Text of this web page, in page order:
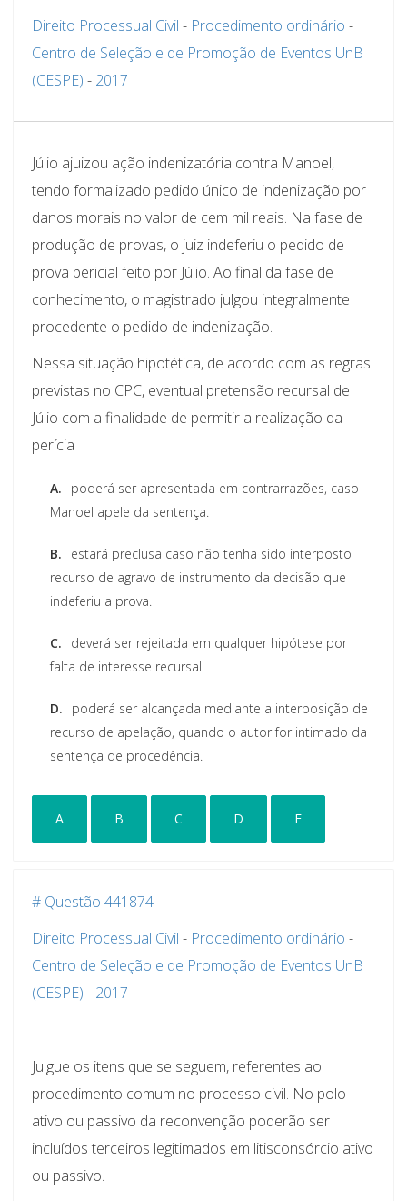
Direito Processual Civil - Procedimento ordinário -
Centro de Seleção e de Promoção de Eventos UnB
(CESPE) - 2017
Júlio ajuizou ação indenizatória contra Manoel,
tendo formalizado pedido único de indenização por
danos morais no valor de cem mil reais. Na fase de
produção de provas, o juiz indeferiu o pedido de
prova pericial feito por Júlio. Ao final da fase de
conhecimento, o magistrado julgou integralmente
procedente o pedido de indenização.
Nessa situação hipotética, de acordo com as regras
previstas no CPC, eventual pretensão recursal de
Júlio com a finalidade de permitir a realização da
perícia
A.
poderá ser apresentada em contrarrazões, caso
Manoel apele da sentença.
B.
estará preclusa caso não tenha sido interposto
recurso de agravo de instrumento da decisão que
indeferiu a prova.
C.
deverá ser rejeitada em qualquer hipótese por
falta de interesse recursal.
D.
poderá ser alcançada mediante a interposição de
recurso de apelação, quando o autor for intimado da
sentença de procedência.
A B C D E
# Questão 441874
Direito Processual Civil - Procedimento ordinário -
Centro de Seleção e de Promoção de Eventos UnB
(CESPE) - 2017
Julgue os itens que se seguem, referentes ao
procedimento comum no processo civil. No polo
ativo ou passivo da reconvenção poderão ser
incluídos terceiros legitimados em litisconsórcio ativo
ou passivo.